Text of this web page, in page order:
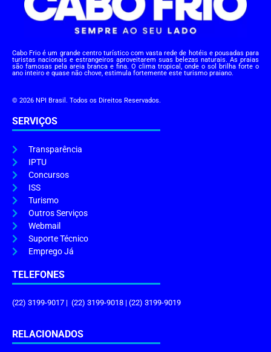
Cabo Frio é um grande centro turístico com vasta rede de hotéis e pousadas para
turistas nacionais e estrangeiros aproveitarem suas belezas naturais. As praias
são famosas pela areia branca e fina. O clima tropical, onde o sol brilha forte o
ano inteiro e quase não chove, estimula fortemente este turismo praiano.
© 2026 NPI Brasil. Todos os Direitos Reservados.
SERVIÇOS
Transparência
IPTU
Concursos
ISS
Turismo
Outros Serviços
Webmail
Suporte Técnico
Emprego Já
TELEFONES
(22) 3199-9017 | (22) 3199-9018 | (22) 3199-9019
RELACIONADOS